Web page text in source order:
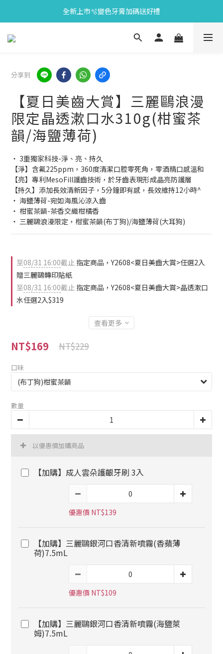
會員限定🎁點數兌換好禮
全新上市🫧變色牙膏加碼送好禮
會員限定🎁點數兌換好禮
分享到
【夏日美齒大賞】三麗鷗浪漫
限定晶透漱口水310g(柑蜜茶
韻/海鹽薄荷)
‧ 3重獨家科技-淨、亮、持久
【淨】含氟225ppm，360度清潔口腔零死角，零酒精口感溫和
【亮】專利MesoFill護齒技術，於牙齒表現形成晶亮防護層
【持久】添加長效清新因子，5分鐘即有感，長效維持12小時^
‧ 海鹽薄荷-宛如海風沁涼入齒
‧ 柑蜜茶韻-茶香交織柑橘香
‧ 三麗鷗浪漫限定，柑蜜茶韻(布丁狗)/海鹽薄荷(大耳狗)
至08/31 16:00截止 指定商品，Y2608<夏日美齒大賞>任選2入
贈三麗鷗轉印貼紙
至08/31 16:00截止 指定商品，Y2608<夏日美齒大賞>晶透漱口
水任選2入$319
查看更多
NT$169 NT$229
口味
數量
以優惠價加購商品
【加購】成人雲朵護齦牙刷 3入
優惠價 NT$139
【加購】三麗鷗銀河口香清新噴霧(香蘋薄
荷)7.5mL
優惠價 NT$109
【加購】三麗鷗銀河口香清新噴霧(海鹽萊
姆)7.5mL